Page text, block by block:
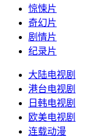
惊悚片
奇幻片
剧情片
纪录片
大陆电视剧
港台电视剧
日韩电视剧
欧美电视剧
连载动漫